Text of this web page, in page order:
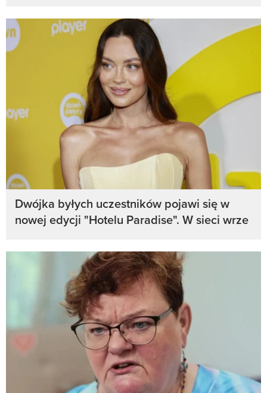
Dwójka byłych uczestników pojawi się w
nowej edycji "Hotelu Paradise". W sieci wrze